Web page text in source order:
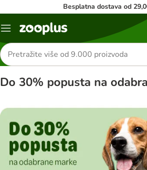
Besplatna dostava od
Izbornik
Traži
proizvode
Do 30% popusta na